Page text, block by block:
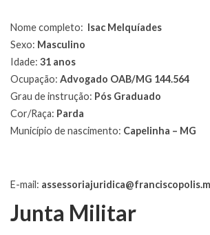
Nome completo: Isac Melquíades
Sexo: Masculino
Idade: 31 anos
Ocupação: Advogado OAB/MG 144.564
Grau de instrução: Pós Graduado
Cor/Raça: Parda
Município de nascimento: Capelinha – MG
E-mail:
Junta Militar